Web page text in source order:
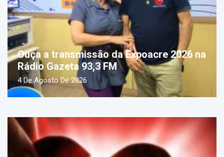
Ouça a transmissão da Expoacre 2026 na
Rádio Gazeta 93,3 FM
4 De Agosto De 2026